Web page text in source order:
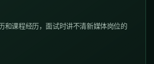
和课程经历，面试时讲不清新媒体岗位的